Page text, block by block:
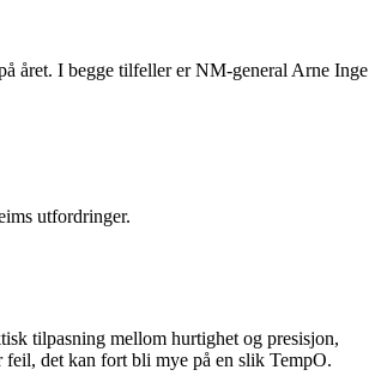
året. I begge tilfeller er NM-general Arne Inge
utfordringer.
tilpasning mellom hurtighet og presisjon,
feil, det kan fort bli mye på en slik TempO.